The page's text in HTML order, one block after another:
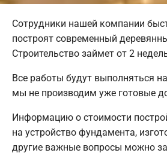
Сотрудники нашей компании
построят современный
Строительство займет от 2
Все работы будут выполняться
мы не производим уже готовые
Информацию о стоимости
на устройство фундамента,
другие важные вопросы можно